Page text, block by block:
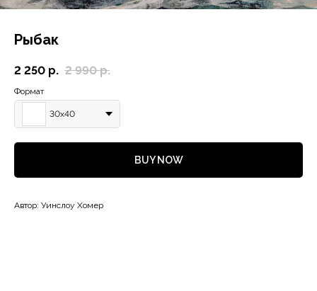
Рыбак
2 250 р. 2 990 р.
Формат
30х40
BUY NOW
Автор: Уинслоу Хомер